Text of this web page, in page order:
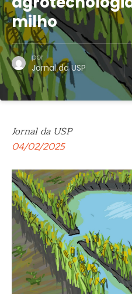
milho
por
Jornal da USP
Jornal da USP
04/02/2025